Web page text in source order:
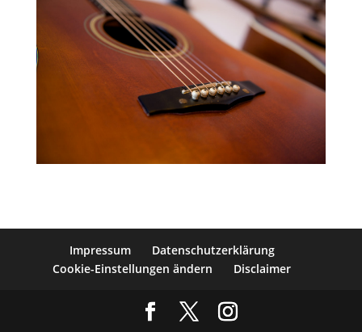
Impressum
Datenschutzerklärung
Cookie-Einstellungen ändern
Disclaimer